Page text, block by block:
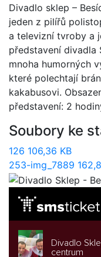
Divadlo sklep –
jeden z pilířů
a televizní tvroby a
představení divadla
mnoha humorných
které polechtají
kakabusovi.
představení: 2
Soubory ke
126 106,36 KB
253-img_7889